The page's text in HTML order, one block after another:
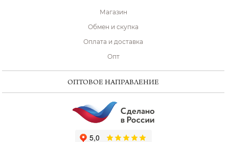
Магазин
Обмен и скупка
Оплата и доставка
Опт
ОПТОВОЕ НАПРАВЛЕНИЕ